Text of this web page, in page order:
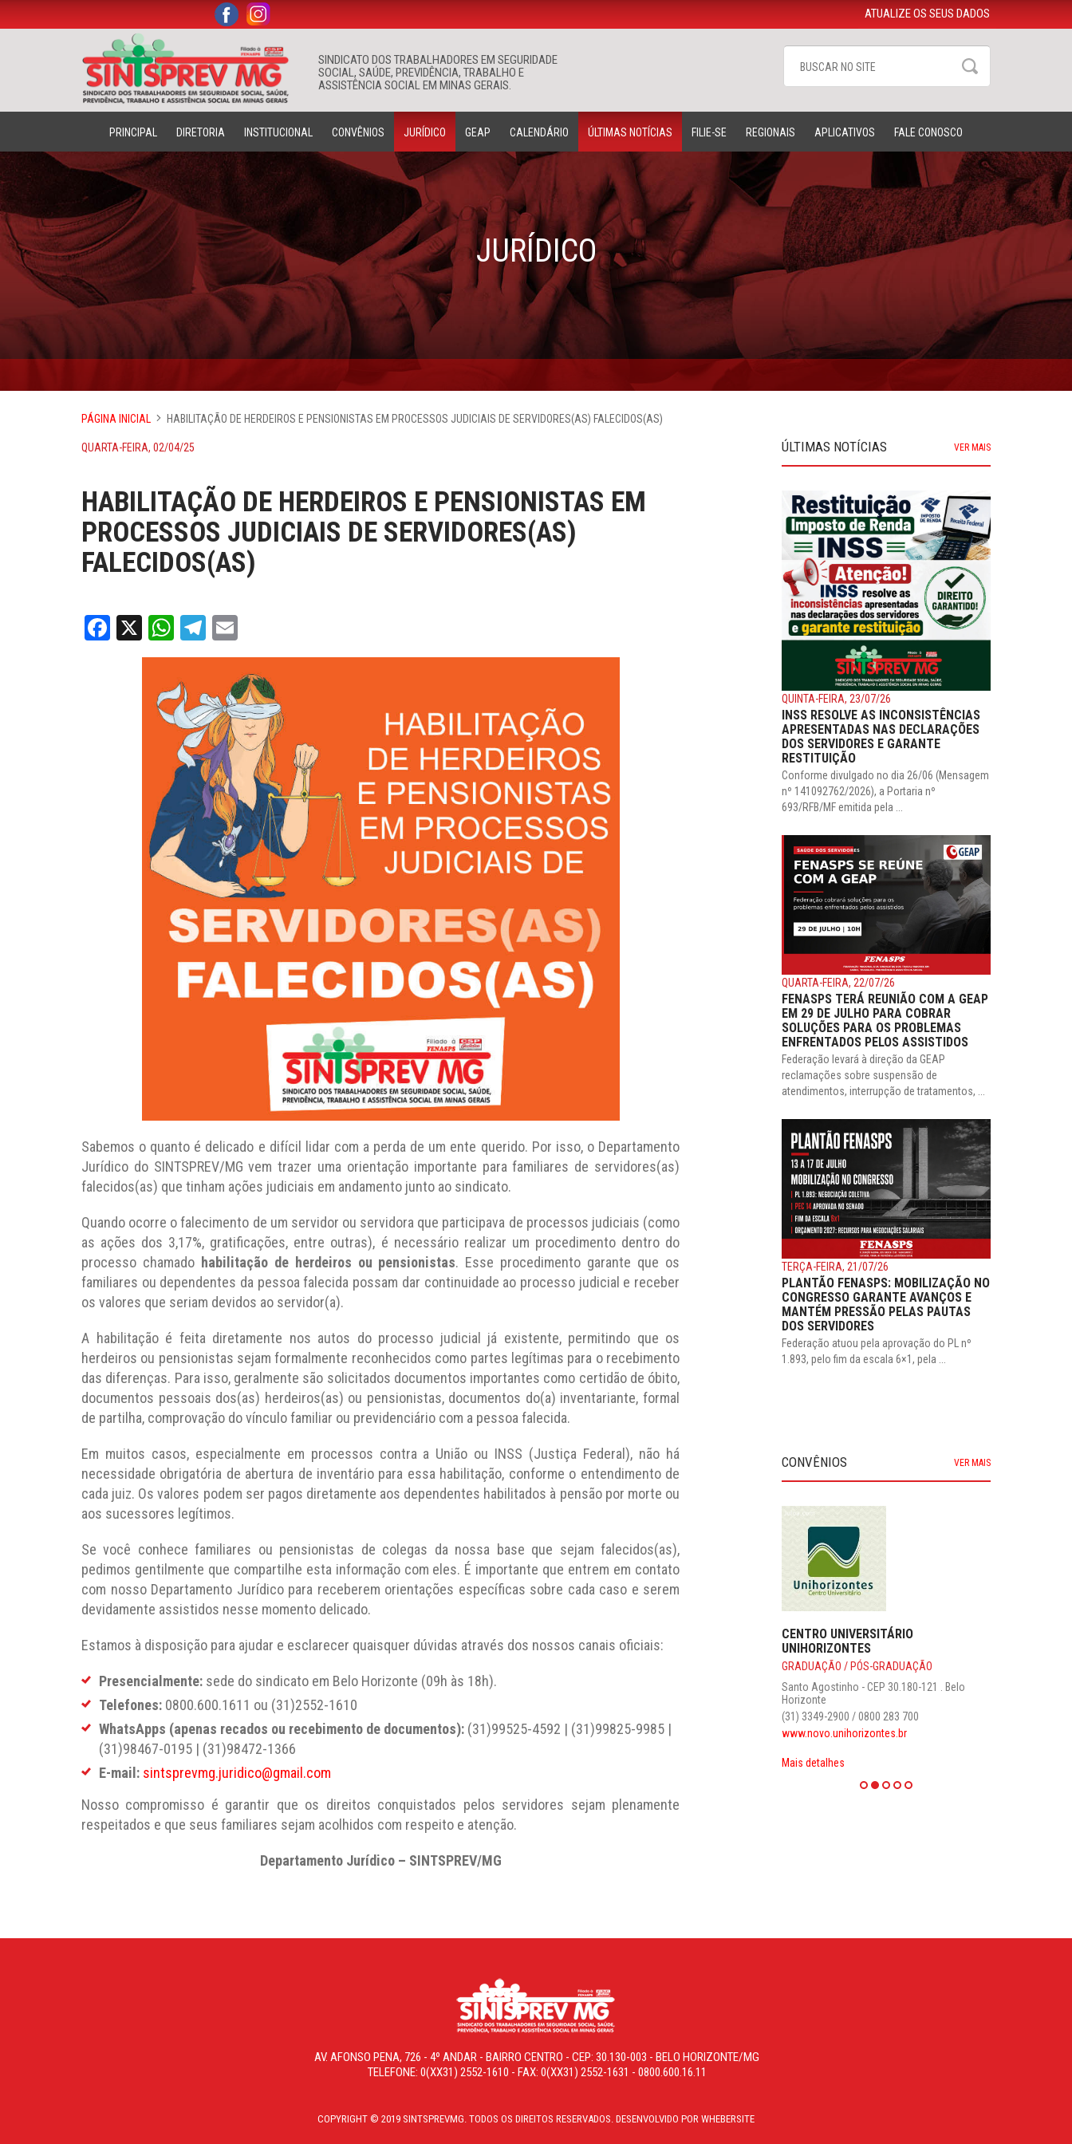
SINDICATO DOS TRABALHADORES EM SEGURIDADE
SOCIAL, SAÚDE, PREVIDÊNCIA, TRABALHO E
ASSISTÊNCIA SOCIAL EM MINAS GERAIS.
Buscar
. . ATUALIZE OS SEUS DADOS
PRINCIPAL DIRETORIA INSTITUCIONAL CONVÊNIOS JURÍDICO GEAP CALENDÁRIO ÚLTIMAS NOTÍCIAS FILIE-SE REGIONAIS APLICATIVOS FALE CONOSCO
JURÍDICO
PÁGINA INICIAL HABILITAÇÃO DE HERDEIROS E PENSIONISTAS EM PROCESSOS JUDICIAIS DE SERVIDORES(AS) FALECIDOS(AS)
QUARTA-FEIRA, 02/04/25
HABILITAÇÃO DE HERDEIROS E PENSIONISTAS EM
PROCESSOS JUDICIAIS DE SERVIDORES(AS)
FALECIDOS(AS)
Facebook
X WhatsApp
Telegram
Sabemos o quanto é delicado e difícil lidar com a perda de um ente querido. Por isso, o Departamento
Jurídico do SINTSPREV/MG vem trazer uma orientação importante para familiares de servidores(as)
falecidos(as) que tinham ações judiciais em andamento junto ao sindicato.
Quando ocorre o falecimento de um servidor ou servidora que participava de processos judiciais (como
as ações dos 3,17%, gratificações, entre outras), é necessário realizar um procedimento dentro do
processo chamado habilitação de herdeiros ou pensionistas. Esse procedimento garante que os
familiares ou dependentes da pessoa falecida possam dar continuidade ao processo judicial e receber
os valores que seriam devidos ao servidor(a).
A habilitação é feita diretamente nos autos do processo judicial já existente, permitindo que os
herdeiros ou pensionistas sejam formalmente reconhecidos como partes legítimas para o recebimento
das diferenças. Para isso, geralmente são solicitados documentos importantes como certidão de óbito,
documentos pessoais dos(as) herdeiros(as) ou pensionistas, documentos do(a) inventariante, formal
de partilha, comprovação do vínculo familiar ou previdenciário com a pessoa falecida.
Em muitos casos, especialmente em processos contra a União ou INSS (Justiça Federal), não há
necessidade obrigatória de abertura de inventário para essa habilitação, conforme o entendimento de
cada juiz. Os valores podem ser pagos diretamente aos dependentes habilitados à pensão por morte ou
aos sucessores legítimos.
Se você conhece familiares ou pensionistas de colegas da nossa base que sejam falecidos(as),
pedimos gentilmente que compartilhe esta informação com eles. É importante que entrem em contato
com nosso Departamento Jurídico para receberem orientações específicas sobre cada caso e serem
devidamente assistidos nesse momento delicado.
Estamos à disposição para ajudar e esclarecer quaisquer dúvidas através dos nossos canais oficiais:
Presencialmente: sede do sindicato em Belo Horizonte (09h às 18h).
Telefones: 0800.600.1611 ou (31)2552-1610
WhatsApps (apenas recados ou recebimento de documentos): (31)99525-4592 | (31)99825-9985 |
(31)98467-0195 | (31)98472-1366
E-mail: sintsprevmg.juridico@gmail.com
Nosso compromisso é garantir que os direitos conquistados pelos servidores sejam plenamente
respeitados e que seus familiares sejam acolhidos com respeito e atenção.
Departamento Jurídico – SINTSPREV/MG
ÚLTIMAS NOTÍCIAS VER MAIS
QUINTA-FEIRA, 23/07/26
INSS RESOLVE AS INCONSISTÊNCIAS
APRESENTADAS NAS DECLARAÇÕES
DOS SERVIDORES E GARANTE
RESTITUIÇÃO
Conforme divulgado no dia 26/06 (Mensagem
nº 141092762/2026), a Portaria nº
693/RFB/MF emitida pela ...
QUARTA-FEIRA, 22/07/26
FENASPS TERÁ REUNIÃO COM A GEAP
EM 29 DE JULHO PARA COBRAR
SOLUÇÕES PARA OS PROBLEMAS
ENFRENTADOS PELOS ASSISTIDOS
Federação levará à direção da GEAP
reclamações sobre suspensão de
atendimentos, interrupção de tratamentos, ...
TERÇA-FEIRA, 21/07/26
PLANTÃO FENASPS: MOBILIZAÇÃO NO
CONGRESSO GARANTE AVANÇOS E
MANTÉM PRESSÃO PELAS PAUTAS
DOS SERVIDORES
Federação atuou pela aprovação do PL nº
1.893, pelo fim da escala 6×1, pela ...
CONVÊNIOS VER MAIS
CENTRO UNIVERSITÁRIO
UNIHORIZONTES
GRADUAÇÃO / PÓS-GRADUAÇÃO
Santo Agostinho - CEP 30.180-121 . Belo
Horizonte
(31) 3349-2900 / 0800 283 700
www.novo.unihorizontes.br
Mais detalhes
AV. AFONSO PENA, 726 - 4º ANDAR - BAIRRO CENTRO - CEP: 30.130-003 - BELO HORIZONTE/MG
TELEFONE: 0(XX31) 2552-1610 - FAX: 0(XX31) 2552-1631 - 0800.600.16.11
COPYRIGHT © 2019 SINTSPREVMG. TODOS OS DIREITOS RESERVADOS. DESENVOLVIDO POR WHEBERSITE